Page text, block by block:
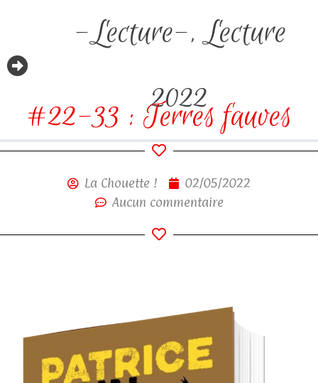
-Lecture-,Lecture
2022
#22-33 : Terres fauves
La Chouette !
02/05/2022
Aucun commentaire